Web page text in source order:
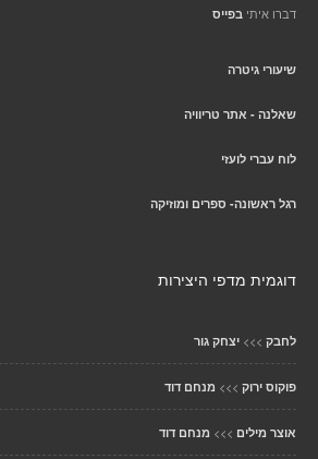
דברו איתי בפייס
שיעורי גיטרה
שאלנה - אתר טריוויה
לוח עברי לועזי
רגל ראשונה- ספרים ומוזיקה
דוגמית מדפי היצירות
לחבק >>> יצחק גור
פוקוס ירוק >>> מנחם דוד
אוצר מילים >>> מנחם דוד